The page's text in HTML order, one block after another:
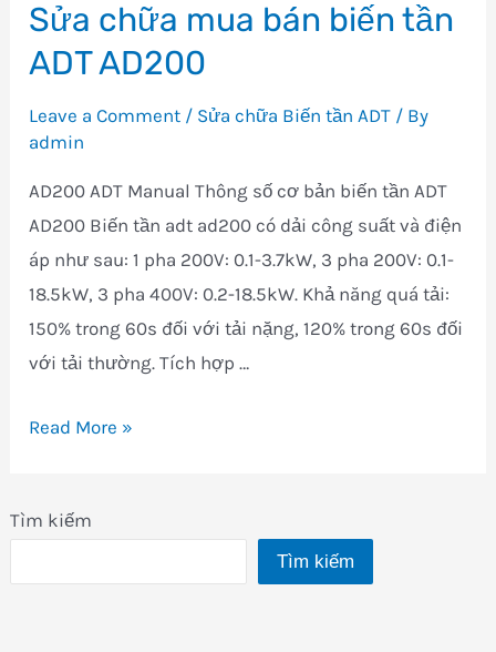
Tìm kiếm
Tìm kiếm
Sửa chữa mua bán biến tần
ADT AD200
Leave a Comment / Sửa chữa Biến tần ADT / By
admin
AD200 ADT Manual Thông số cơ bản biến tần ADT
AD200 Biến tần adt ad200 có dải công suất và điện
áp như sau: 1 pha 200V: 0.1-3.7kW, 3 pha 200V: 0.1-
18.5kW, 3 pha 400V: 0.2-18.5kW. Khả năng quá tải:
150% trong 60s đối với tải nặng, 120% trong 60s đối
với tải thường. Tích hợp …
Sửa
bán
Read More »